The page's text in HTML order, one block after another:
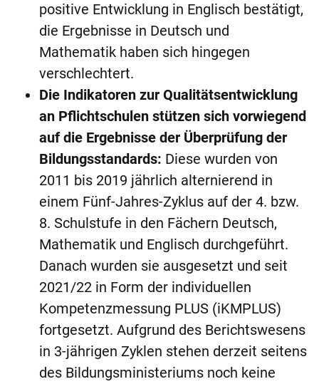
positive Entwicklung in Englisch bestätigt,
die Ergebnisse in Deutsch und
Mathematik haben sich hingegen
verschlechtert.
Die Indikatoren zur Qualitätsentwicklung
an Pflichtschulen stützen sich vorwiegend
auf die Ergebnisse der Überprüfung der
Bildungsstandards: Diese wurden von
2011 bis 2019 jährlich alternierend in
einem Fünf-Jahres-Zyklus auf der 4. bzw.
8. Schulstufe in den Fächern Deutsch,
Mathematik und Englisch durchgeführt.
Danach wurden sie ausgesetzt und seit
2021/22 in Form der individuellen
Kompetenzmessung PLUS (iKMPLUS)
fortgesetzt. Aufgrund des Berichtswesens
in 3-jährigen Zyklen stehen derzeit seitens
des Bildungsministeriums noch keine